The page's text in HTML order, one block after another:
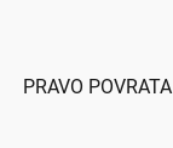
PRAVO POVRATA